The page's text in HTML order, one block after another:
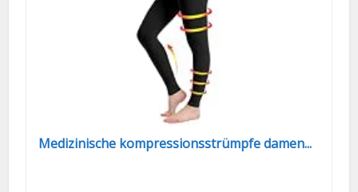
Medizinische kompressionsstrümpfe damen...